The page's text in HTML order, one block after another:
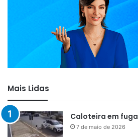
Mais Lidas
Caloteira em fuga
7 de maio de 2026